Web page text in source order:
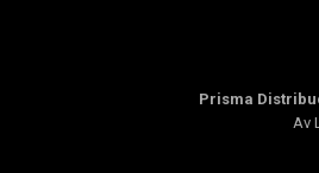
Prisma
Av